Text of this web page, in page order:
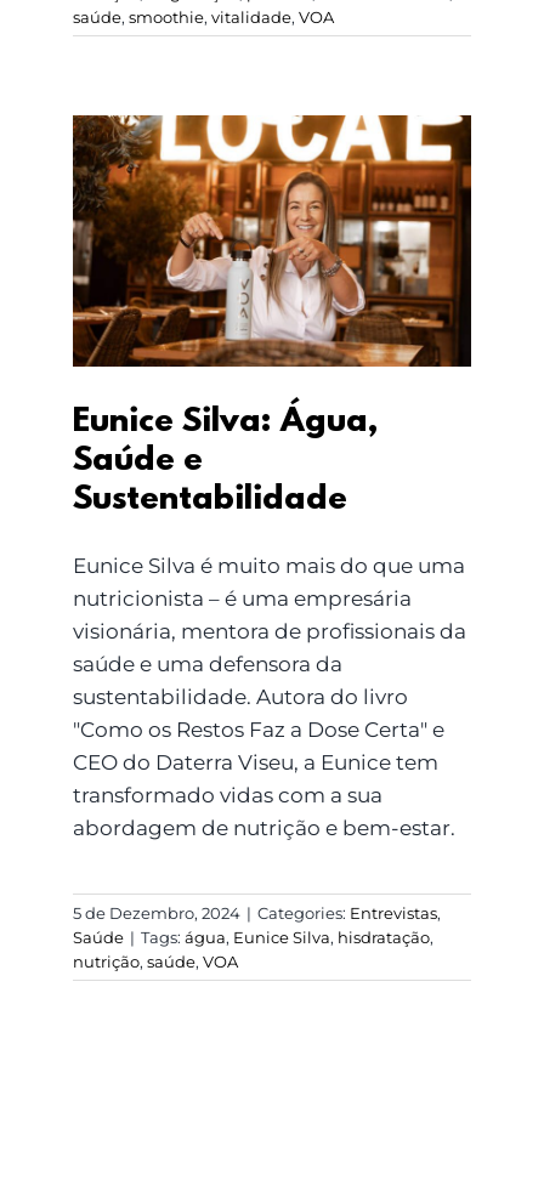
saúde, smoothie, vitalidade, VOA
Eunice Silva: Água,
Saúde e
Sustentabilidade
Eunice Silva: Água,
Saúde e
Sustentabilidade
Eunice Silva é muito mais do que uma
nutricionista – é uma empresária
visionária, mentora de profissionais da
saúde e uma defensora da
sustentabilidade. Autora do livro
"Como os Restos Faz a Dose Certa" e
CEO do Daterra Viseu, a Eunice tem
transformado vidas com a sua
abordagem de nutrição e bem-estar.
5 de Dezembro, 2024 | Categories: Entrevistas,
Saúde | Tags: água, Eunice Silva, hisdratação,
nutrição, saúde, VOA